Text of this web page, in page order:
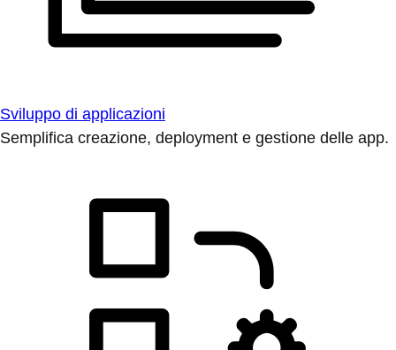
Sviluppo di applicazioni
Semplifica creazione, deployment e gestione delle app.